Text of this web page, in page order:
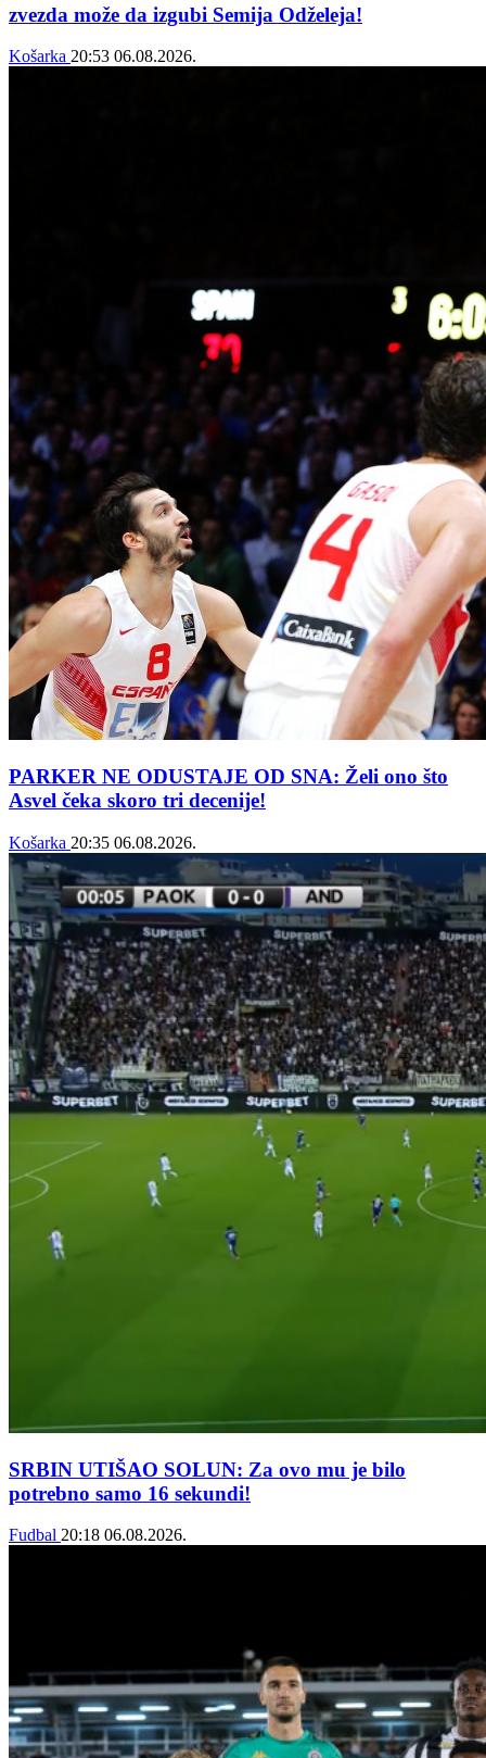
zvezda može da izgubi Semija Odželeja!
Košarka 20:53 06.08.2026.
PARKER NE ODUSTAJE OD SNA: Želi ono što
Asvel čeka skoro tri decenije!
Košarka 20:35 06.08.2026.
SRBIN UTIŠAO SOLUN: Za ovo mu je bilo
potrebno samo 16 sekundi!
Fudbal 20:18 06.08.2026.